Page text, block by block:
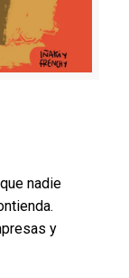
nadie
y